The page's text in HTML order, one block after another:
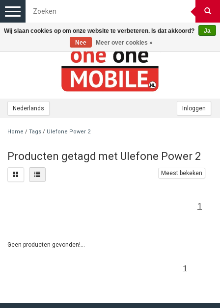
Nederlands Inloggen
Toggle
navigation
Home / Tags / Ulefone Power 2
Producten getagd met Ulefone Power 2
Meest bekeken
1
Geen producten gevonden!...
1
Wij slaan cookies op om onze website te verbeteren. Is dat akkoord?
Ja
Nee
Meer over cookies »